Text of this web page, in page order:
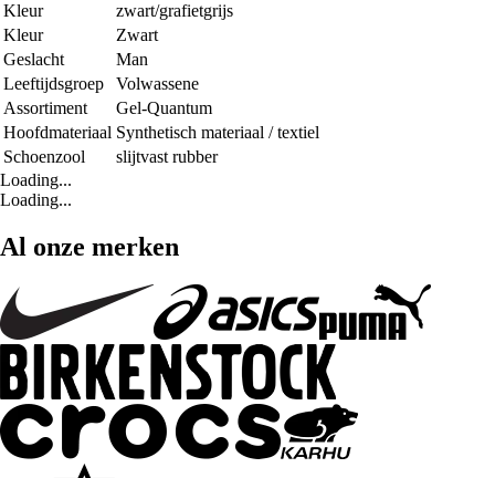
Kleur
zwart/grafietgrijs
Kleur
Zwart
Geslacht
Man
Leeftijdsgroep
Volwassene
Assortiment
Gel-Quantum
Hoofdmateriaal Synthetisch materiaal / textiel
Schoenzool
slijtvast rubber
Loading...
Loading...
Al onze merken